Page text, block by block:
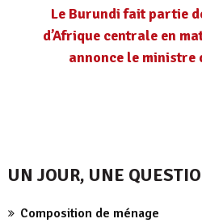
Le Burundi fait partie
d’Afrique centrale en
annonce le ministre
UN JOUR, UNE
Composition de ménage